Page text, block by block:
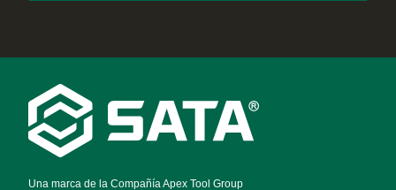
Footer
Navigation
Una marca de la Compañía Apex Tool Group